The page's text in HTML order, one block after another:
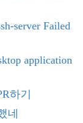
server Failed
application
하기
네